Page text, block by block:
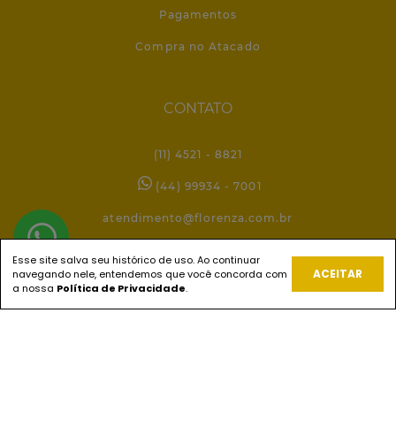
Pagamentos
Compra no Atacado
CONTATO
(11) 4521 - 8821
(44) 99934 - 7001
atendimento@florenza.com.br
REDES SOCIAIS
Esse site salva seu histórico de uso. Ao continuar
navegando nele, entendemos que você concorda com
a nossa Política de Privacidade.
ACEITAR